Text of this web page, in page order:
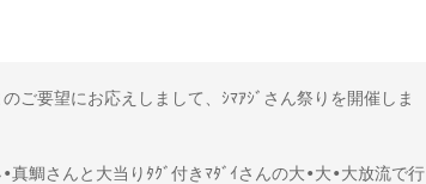
ご要望にお応えしまして、ｼﾏｱｼﾞさん祭りを開催しま
真鯛さんと大当りﾀｸﾞ付きﾏﾀﾞｲさんの大•大•大放流で行